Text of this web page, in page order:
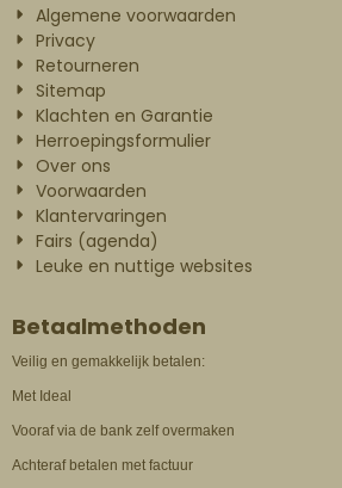
Algemene voorwaarden
Privacy
Retourneren
Sitemap
Klachten en Garantie
Herroepingsformulier
Over ons
Voorwaarden
Klantervaringen
Fairs (agenda)
Leuke en nuttige websites
Betaalmethoden
Veilig en gemakkelijk betalen:
Met Ideal
Vooraf via de bank zelf overmaken
Achteraf betalen met factuur